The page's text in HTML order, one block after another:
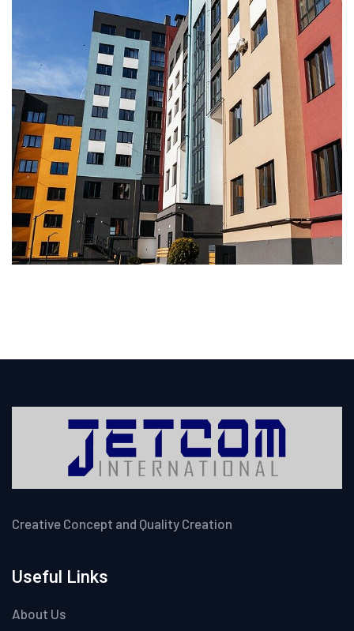
Creative Concept and Quality Creation
Useful Links
About Us